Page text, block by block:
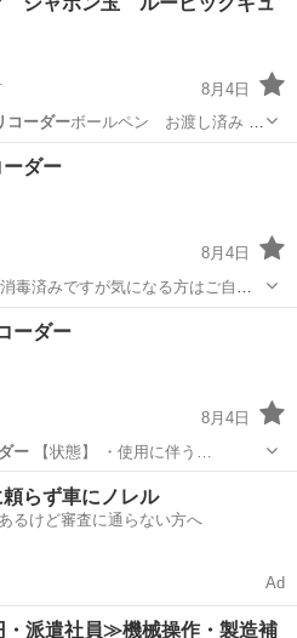
8月4日
コーダーボールペン お渡し済み ボ
ルービックキューブ
ダー
8月4日
毒済みですが気になる方はご自
器、笛、ハーモニカ
ーダー
8月4日
ー 【状態】 ・使用に伴う…
ハーモニカ
らず車にノレル
るけど審査に通らない方へ
Ad
派遣社員≫機械操作・製造補